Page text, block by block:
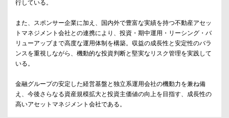
行している。
また、スポンサー企業に加え、国内外で豊富な実績を持つ不動産アセッ
トマネジメント会社との連携により、投資・期中運用・リーシング・バ
リューアップまで高度な運用体制を構築。収益の成長性と安定性のバラ
ンスを重視しながら、機動的な投資判断と堅実なリスク管理を実践して
いる。
金融グループの安定した経営基盤と独立系運用会社の機動力を兼ね備
え、今後さらなる資産規模拡大と投資主価値の向上を目指す、成長性の
高いアセットマネジメント会社である。